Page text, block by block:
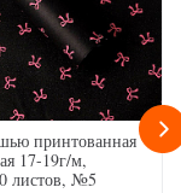
принтованная
17-19г/м,
листов, №5